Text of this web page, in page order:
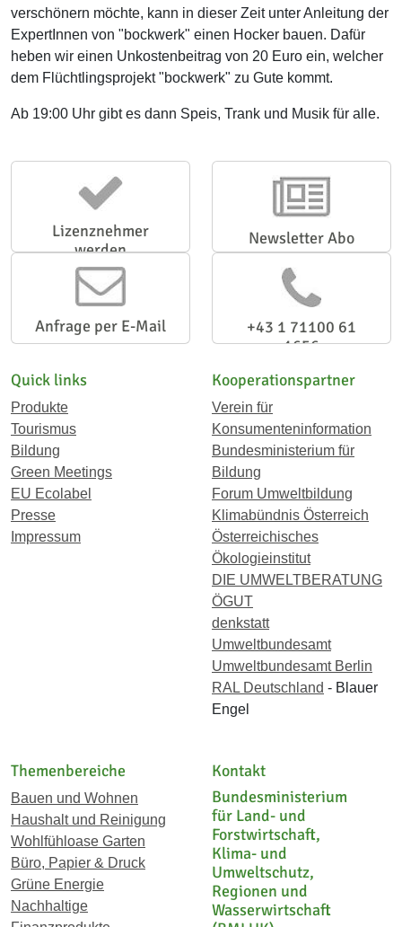
verschönern möchte, kann in dieser Zeit unter Anleitung der
ExpertInnen von "bockwerk" einen Hocker bauen. Dafür
heben wir einen Unkostenbeitrag von 20 Euro ein, welcher
dem Flüchtlingsprojekt "bockwerk" zu Gute kommt.
Ab 19:00 Uhr gibt es dann Speis, Trank und Musik für alle.
Lizenznehmer
werden
Newsletter Abo
Anfrage per E-Mail
+43 1 71100 61
1656
Quick links
Produkte
Tourismus
Bildung
Green Meetings
EU Ecolabel
Presse
Impressum
Kooperationspartner
Verein für
Konsumenteninformation
Bundesministerium für
Bildung
Forum Umweltbildung
Klimabündnis Österreich
Österreichisches
Ökologieinstitut
DIE UMWELTBERATUNG
ÖGUT
denkstatt
Umweltbundesamt
Umweltbundesamt Berlin
RAL Deutschland - Blauer
Engel
Themenbereiche
Bauen und Wohnen
Haushalt und Reinigung
Wohlfühloase Garten
Büro, Papier & Druck
Grüne Energie
Nachhaltige
Kontakt
Bundesministerium
für Land- und
Forstwirtschaft,
Klima- und
Umweltschutz,
Regionen und
Wasserwirtschaft